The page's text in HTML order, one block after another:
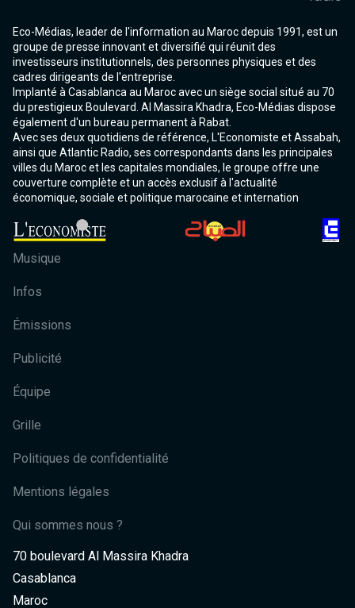
Eco-Médias, leader de l'information au Maroc depuis 1991, est un
groupe de presse innovant et diversifié qui réunit des
investisseurs institutionnels, des personnes physiques et des
cadres dirigeants de l'entreprise.
Implanté à Casablanca au Maroc avec un siège social situé au 70
du prestigieux Boulevard. Al Massira Khadra, Eco-Médias dispose
également d'un bureau permanent à Rabat.
Avec ses deux quotidiens de référence, L'Economiste et Assabah,
ainsi que Atlantic Radio, ses correspondants dans les principales
villes du Maroc et les capitales mondiales, le groupe offre une
couverture complète et un accès exclusif à l'actualité
économique, sociale et politique marocaine et internation
Musique
Infos
Émissions
Publicité
Équipe
Grille
Politiques de confidentialité
Mentions légales
Qui sommes nous ?
70 boulevard Al Massira Khadra
Casablanca
Maroc